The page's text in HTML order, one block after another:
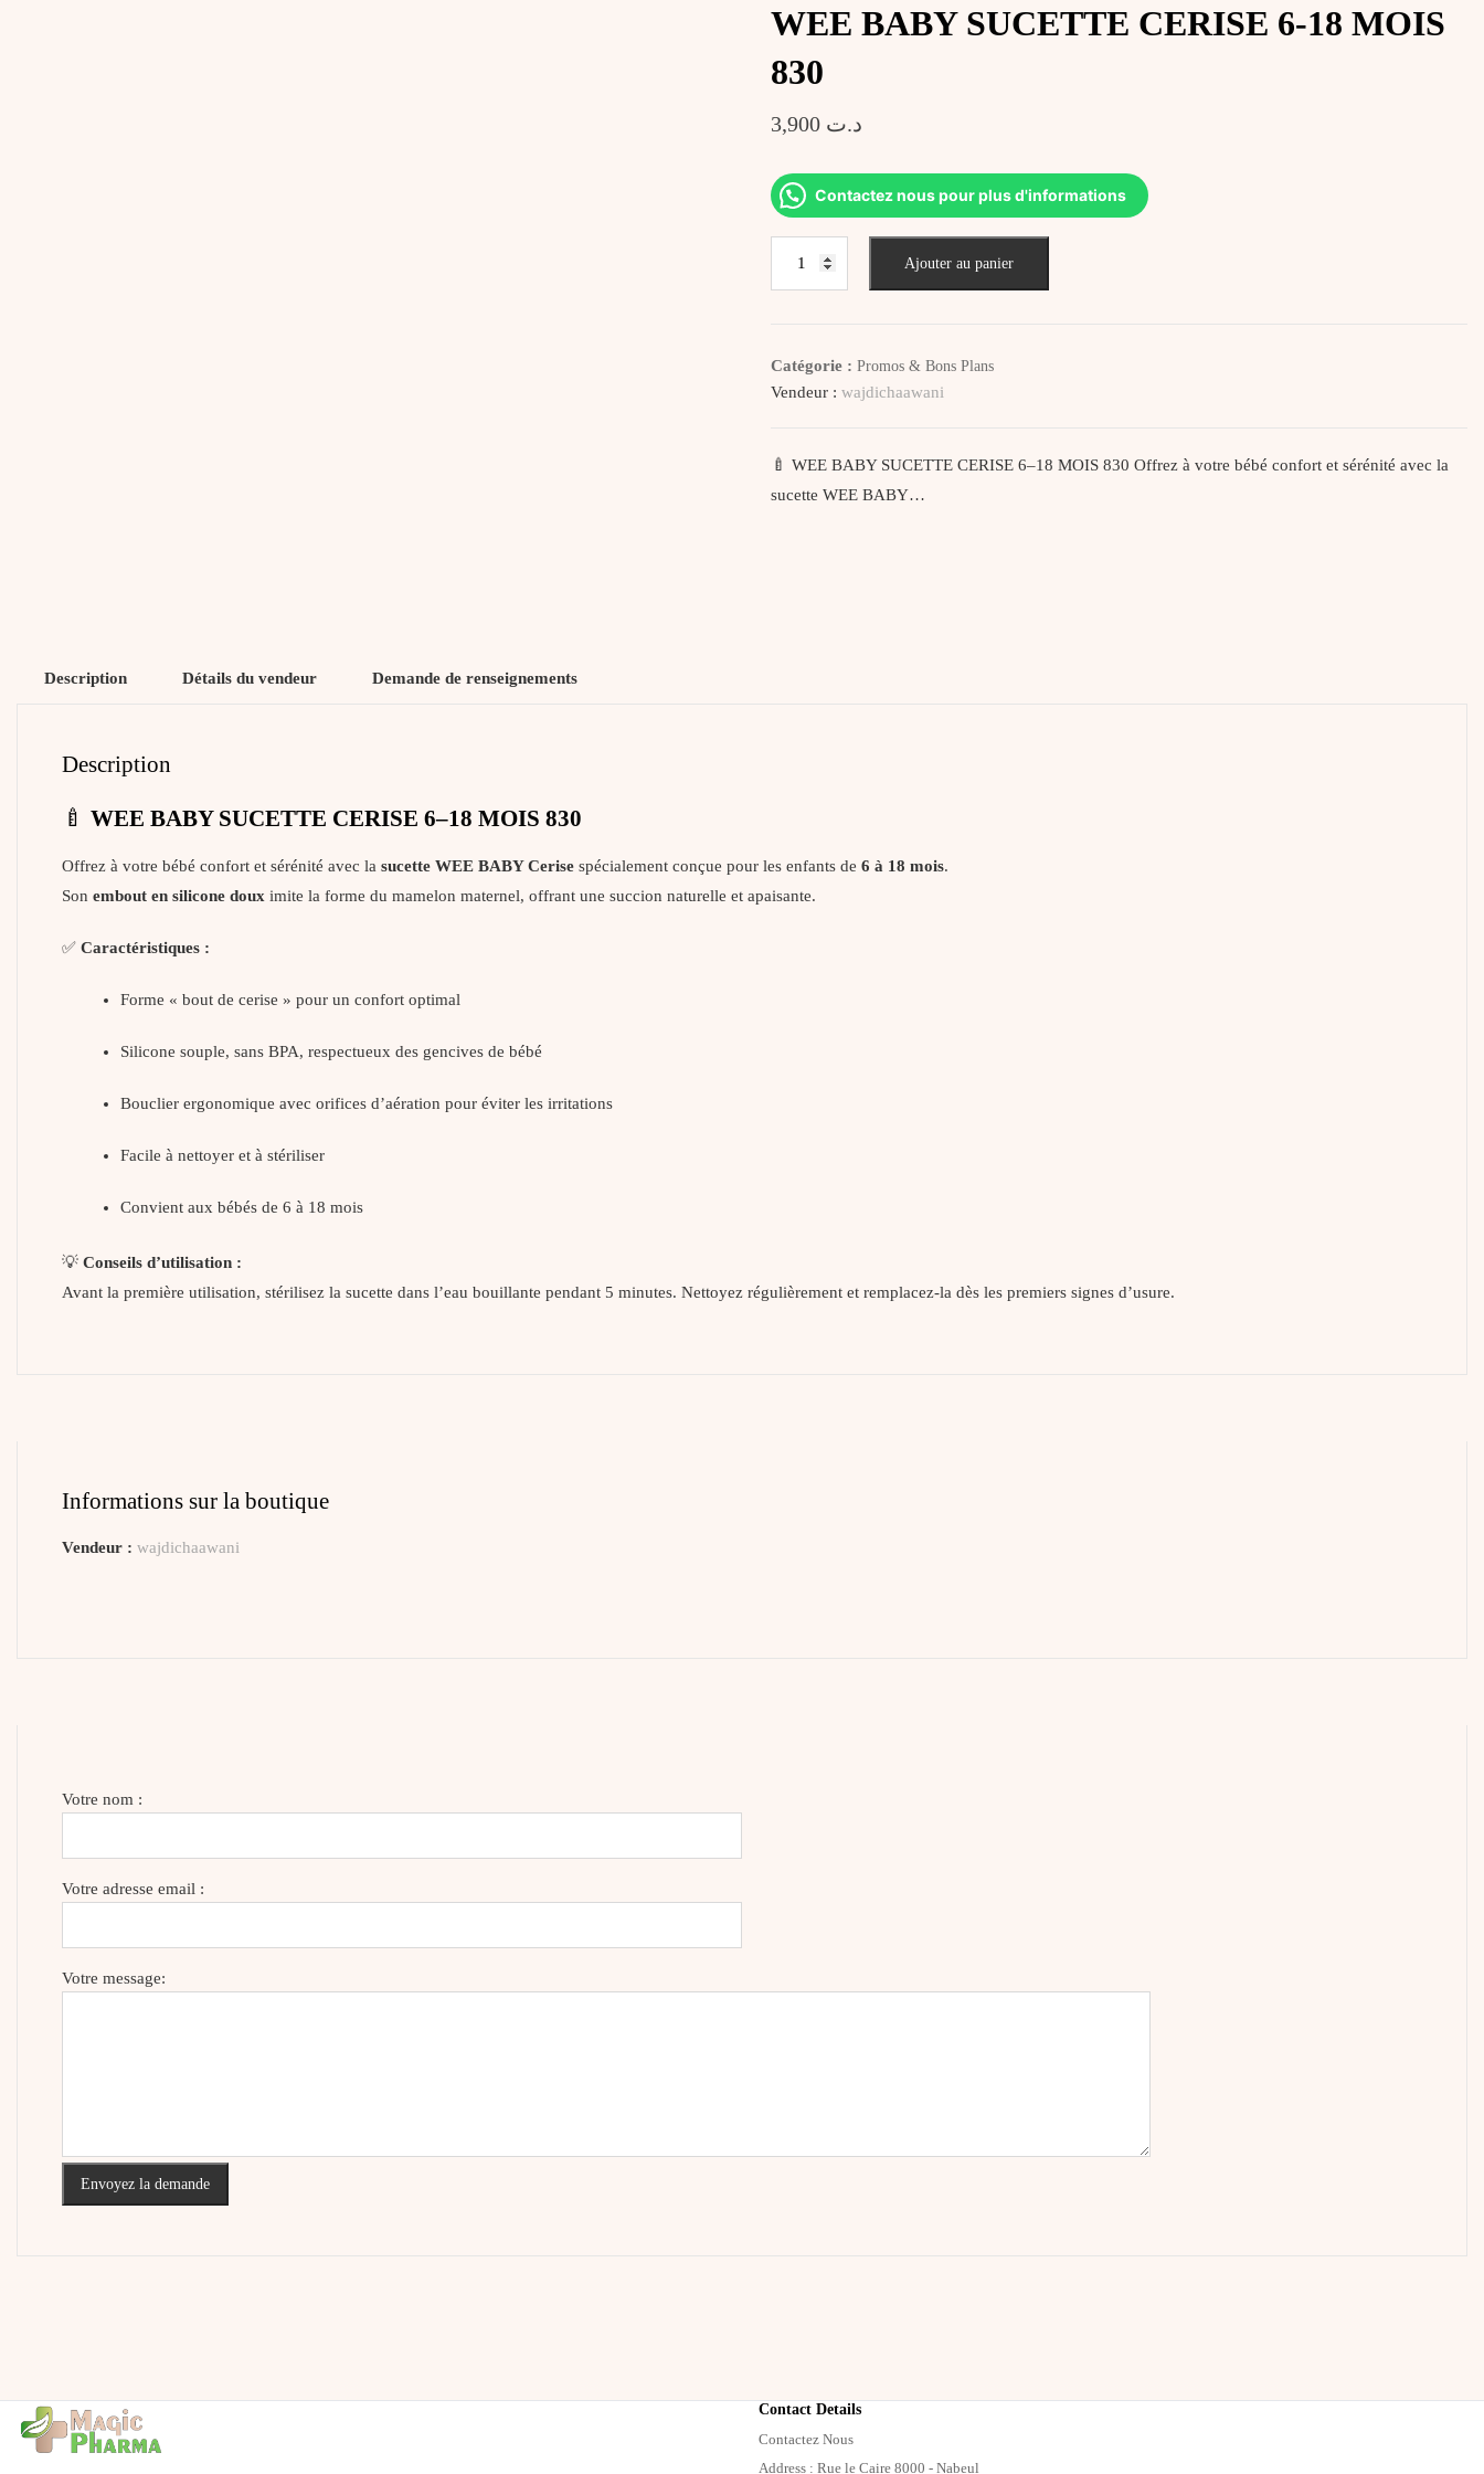
WEE BABY SUCETTE CERISE 6-18 MOIS
830
د.ت
Contactez nous pour plus d'informations
CERISE
MOIS
Ajouter au panier
Catégorie :Promos & Bons Plans
Vendeur :wajdichaawani
🍼 WEE BABY SUCETTE CERISE 6–18 MOIS 830 Offrez à votre bébé confort et sérénité avec la
sucette WEE BABY…
Description Détails du vendeur Demande de renseignements
Description
🍼 WEE BABY SUCETTE CERISE 6–18 MOIS 830
Offrez à votre bébé confort et sérénité avec la sucette WEE BABY Cerise spécialement conçue pour les enfants de 6 à 18 mois.
Son embout en silicone doux imite la forme du mamelon maternel, offrant une succion naturelle et apaisante.
✅ Caractéristiques :
Forme « bout de cerise » pour un confort optimal
Silicone souple, sans BPA, respectueux des gencives de bébé
Bouclier ergonomique avec orifices d’aération pour éviter les irritations
Facile à nettoyer et à stériliser
Convient aux bébés de 6 à 18 mois
💡 Conseils d’utilisation :
Avant la première utilisation, stérilisez la sucette dans l’eau bouillante pendant 5 minutes. Nettoyez régulièrement et remplacez-la dès les premiers signes d’usure.
Informations sur la boutique
Vendeur : wajdichaawani
Votre nom :
Votre adresse email :
Votre message:
Envoyez la demande
Contact Details
Contactez Nous
Address : Rue le Caire 8000 - Nabeul